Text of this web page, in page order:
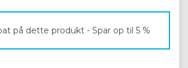
på dette produkt - Spar op til 5 %